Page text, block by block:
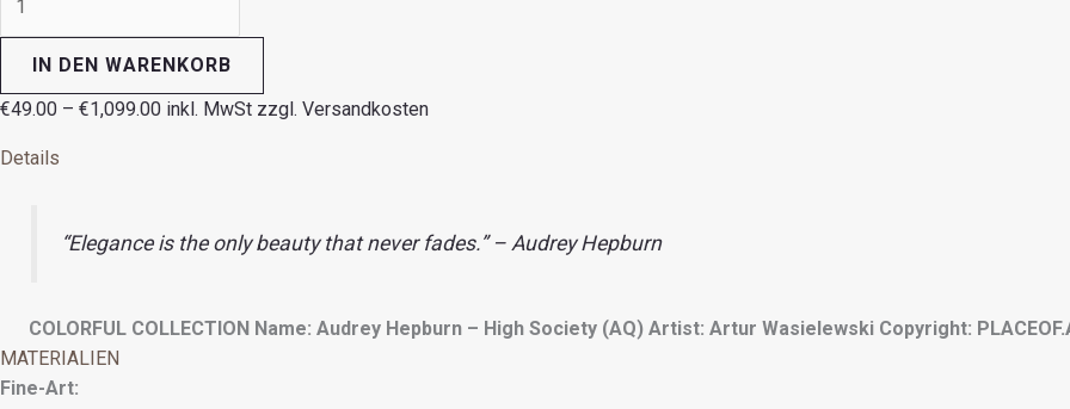
IN DEN WARENKORB
€49.00 – €1,099.00 inkl. MwSt zzgl. Versandkosten
Details
“Elegance is the only beauty that never fades.” – Audrey Hepburn
COLORFUL COLLECTION Name: Audrey Hepburn – High Society (AQ) Artist: Artur Wasielewski Copyright:
MATERIALIEN
Fine-Art: